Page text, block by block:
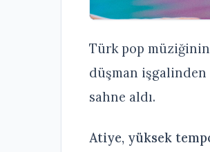
Türk pop
düşman işgalinden
sahne aldı.
Atiye, yüksek